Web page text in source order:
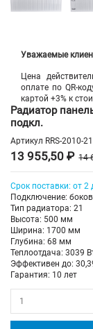
Уважаемые
Цена
оплате по QR-
картой +3% к
Радиатор
подкл.
Артикул RRS-2010-
13 955,50 ₽ 14
Срок поставки: от 2
Подключение:
Тип радиатора: 21
Высота: 500 мм
Ширина: 1700 мм
Глубина: 68 мм
Теплоотдача: 3039
Эффективен до:
Гарантия: 10 лет